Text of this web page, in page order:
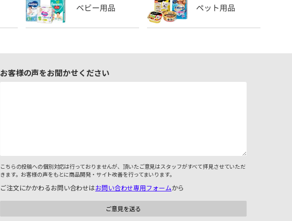
お客様の声をお聞かせください
こちらの投稿への個別対応は行っておりませんが、頂いたご意見はスタッフがすべて拝見させていただ
きます。お客様の声をもとに商品開発・サイト改善を行ってまいります。
ご注文にかかわるお問い合わせはお問い合わせ専用フォームから